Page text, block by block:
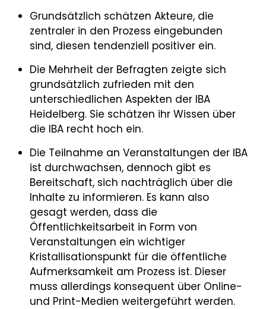
Grundsätzlich schätzen Akteure, die
zentraler in den Prozess eingebunden
sind, diesen tendenziell positiver ein.
Die Mehrheit der Befragten zeigte sich
grundsätzlich zufrieden mit den
unterschiedlichen Aspekten der IBA
Heidelberg. Sie schätzen ihr Wissen über
die IBA recht hoch ein.
Die Teilnahme an Veranstaltungen der IBA
ist durchwachsen, dennoch gibt es
Bereitschaft, sich nachträglich über die
Inhalte zu informieren. Es kann also
gesagt werden, dass die
Öffentlichkeitsarbeit in Form von
Veranstaltungen ein wichtiger
Kristallisationspunkt für die öffentliche
Aufmerksamkeit am Prozess ist. Dieser
muss allerdings konsequent über Online-
und Print-Medien weitergeführt werden.